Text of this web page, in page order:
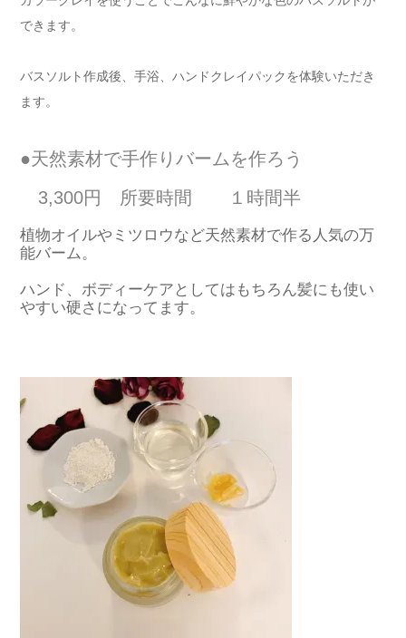
できます。
バスソルト作成後、手浴、ハンドクレイパックを体験いただき
ます。
●天然素材で手作りバームを作ろう
3,300円 所要時間 １時間半
植物オイルやミツロウなど天然素材で作る人気の万
能バーム。
ハンド、ボディーケアとしてはもちろん髪にも使い
やすい硬さになってます。